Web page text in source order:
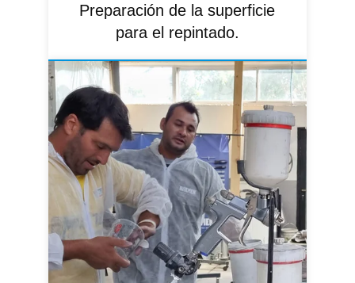
Preparación de la superficie
para el repintado.